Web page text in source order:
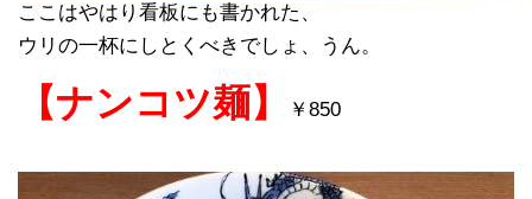
ここはやはり看板にも書かれた、
ウリの一杯にしとくべきでしょ、うん。
【ナンコツ麺】 ￥ 850